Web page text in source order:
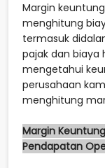
Margin
menghitung
termasuk
pajak dan biaya
mengetahui
perusahaan
menghitung
Margin
Pendapatan